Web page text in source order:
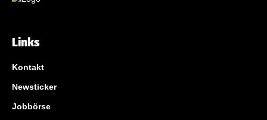
Links
Kontakt
Newsticker
Jobbörse